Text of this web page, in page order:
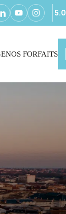
5.0
NOS FORFAITS